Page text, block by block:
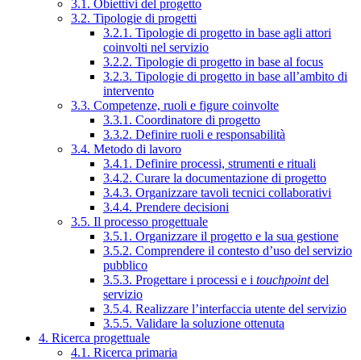
3.1. Obiettivi del progetto
3.2. Tipologie di progetti
3.2.1. Tipologie di progetto in base agli attori
coinvolti nel servizio
3.2.2. Tipologie di progetto in base al focus
3.2.3. Tipologie di progetto in base all’ambito di
intervento
3.3. Competenze, ruoli e figure coinvolte
3.3.1. Coordinatore di progetto
3.3.2. Definire ruoli e responsabilità
3.4. Metodo di lavoro
3.4.1. Definire processi, strumenti e rituali
3.4.2. Curare la documentazione di progetto
3.4.3. Organizzare tavoli tecnici collaborativi
3.4.4. Prendere decisioni
3.5. Il processo progettuale
3.5.1. Organizzare il progetto e la sua gestione
3.5.2. Comprendere il contesto d’uso del servizio
pubblico
3.5.3. Progettare i processi e i touchpointdel
servizio
3.5.4. Realizzare l’interfaccia utente del servizio
3.5.5. Validare la soluzione ottenuta
4. Ricerca progettuale
4.1. Ricerca primaria